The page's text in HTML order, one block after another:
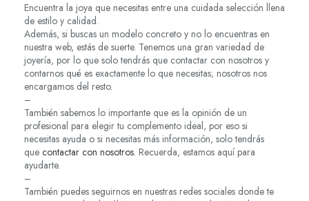
Encuentra la joya que necesitas entre una cuidada selección llena
de estilo y calidad.
Además, si buscas un modelo concreto y no lo encuentras en
nuestra web, estás de suerte. Tenemos una gran variedad de
joyería, por lo que solo tendrás que contactar con nosotros y
contarnos qué es exactamente lo que necesitas; nosotros nos
encargamos del resto.
–
También sabemos lo importante que es la opinión de un
profesional para elegir tu complemento ideal, por eso si
necesitas ayuda o si necesitas más información, solo tendrás
que contactar con nosotros. Recuerda, estamos aquí para
ayudarte.
–
También puedes seguirnos en nuestras redes sociales donde te